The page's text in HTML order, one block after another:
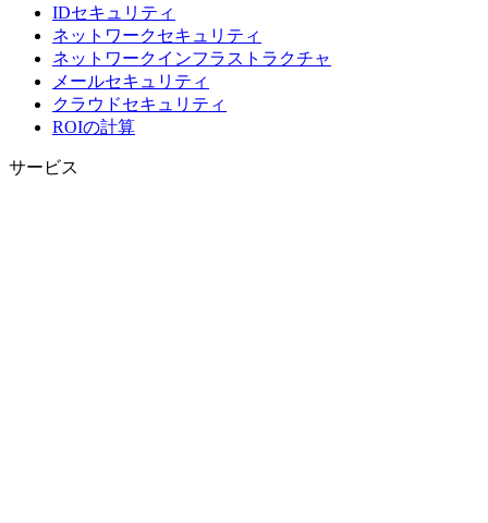
IDセキュリティ
ネットワークセキュリティ
ネットワークインフラストラクチャ
メールセキュリティ
クラウドセキュリティ
ROIの計算
サービス